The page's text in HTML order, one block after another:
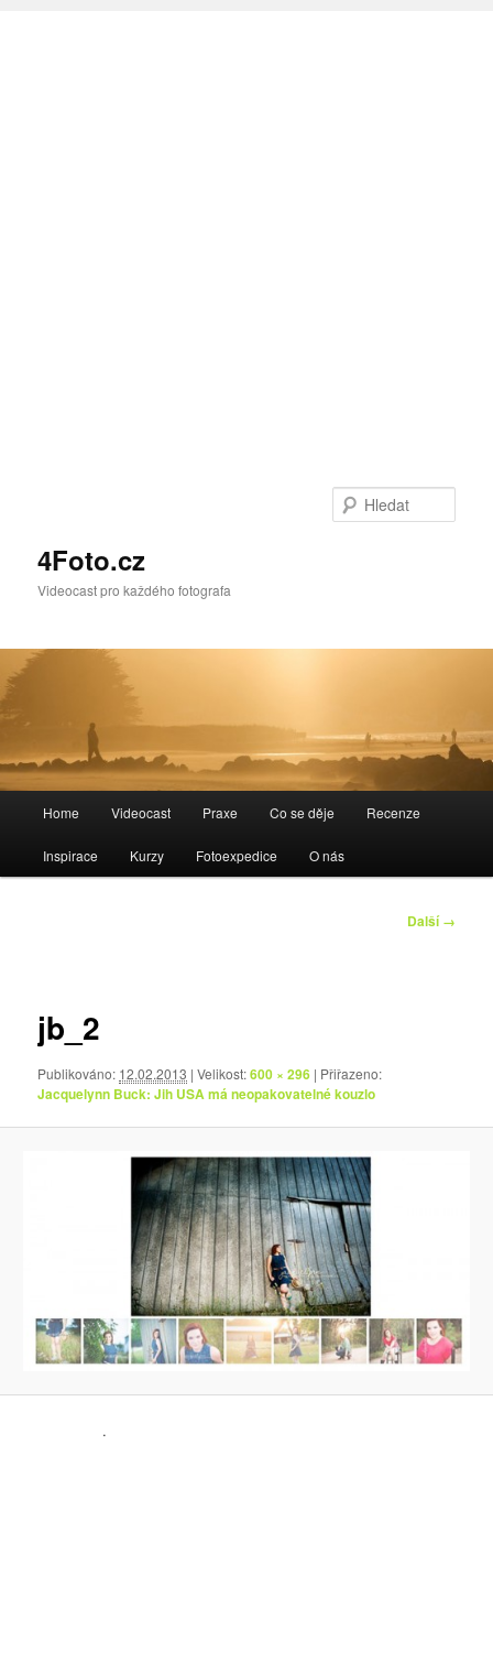
4Foto.cz
Videocast pro každého fotografa
navigační
Home Videocast Praxe Co se děje Recenze
Inspirace Kurzy Fotoexpedice O nás
Další →
jb_2
Publikováno: 12.02.2013 | Velikost:600 × 296 | Přiřazeno:
Jacquelynn Buck: Jih USA má neopakovatelné kouzlo
.